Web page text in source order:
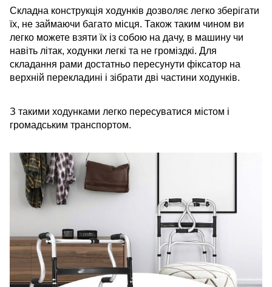
Складна конструкція ходунків дозволяє легко зберігати
їх, не займаючи багато місця. Також таким чином ви
легко можете взяти їх із собою на дачу, в машину чи
навіть літак, ходунки легкі та не громіздкі. Для
складання рами достатньо пересунути фіксатор на
верхній перекладині і зібрати дві частини ходунків.
З такими ходунками легко пересуватися містом і
громадським транспортом.